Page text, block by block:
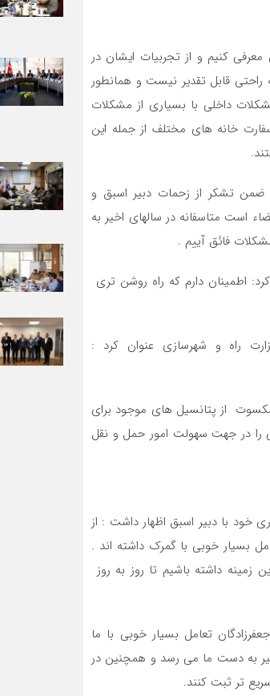
کنیم و از تجربیات ایشان در
قابل تقدیر نیست و همانطور
داخلی با بسیاری از مشکلات
خانه های مختلف از جمله این
ضمن تشکر از زحمات دبیر اسبق و
است متاسفانه در سالهای اخیر به
فائق آییم .
اطمینان دارم که راه روشن تری
راه و شهرسازی عنوان کرد :
از پتانسیل های موجود برای
را در جهت سهولت امور حمل و نقل
خود با دبیر اسبق اظهار داشت : از
بسیار خوبی با گمرک داشته اند .
داشته باشیم تا روز به روز
تعامل بسیار خوبی با ما
به دست ما می رسد و همچنین در
تر ثبت کنند.